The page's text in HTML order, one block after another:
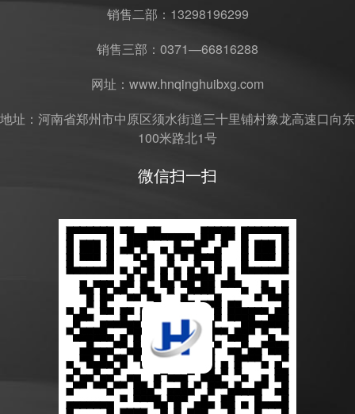
销售二部：13298196299
销售三部：0371—66816288
网址：www.hnqinghuibxg.com
地址：河南省郑州市中原区须水街道三十里铺村豫龙高速口向东
100米路北1号
微信扫一扫